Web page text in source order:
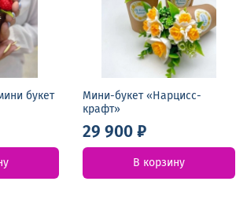
букет
Мини-букет «Нарцисс-
крафт»
29 900 ₽
В корзину